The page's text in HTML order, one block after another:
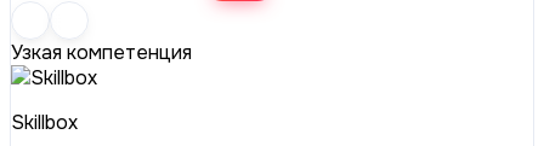
Узкая компетенция
Skillbox